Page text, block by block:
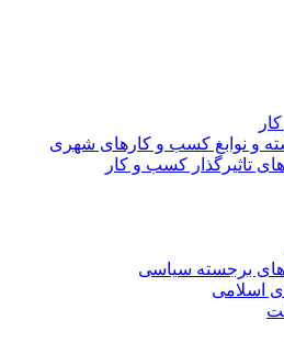
و نوابغ کسب و کارهای شهری
تاثیرگذار کسب و کار
های برجسته سیاسی
اسلامی